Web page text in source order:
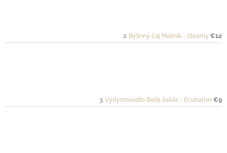
Bylinný čaj Maliník - Steamy €12
Vydymovadlo Biela šalvia - Ecunative €9